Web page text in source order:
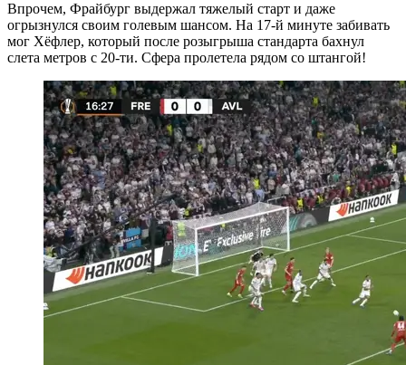
Впрочем, Фрайбург выдержал тяжелый старт и даже
огрызнулся своим голевым шансом. На 17-й минуте забивать
мог Хёфлер, который после розыгрыша стандарта бахнул
слета метров с 20-ти. Сфера пролетела рядом со штангой!